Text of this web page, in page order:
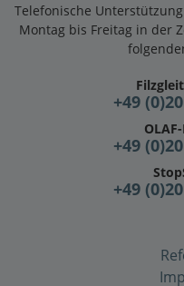
Telefonische
Montag bis Freitag in der
+49
+49
+49